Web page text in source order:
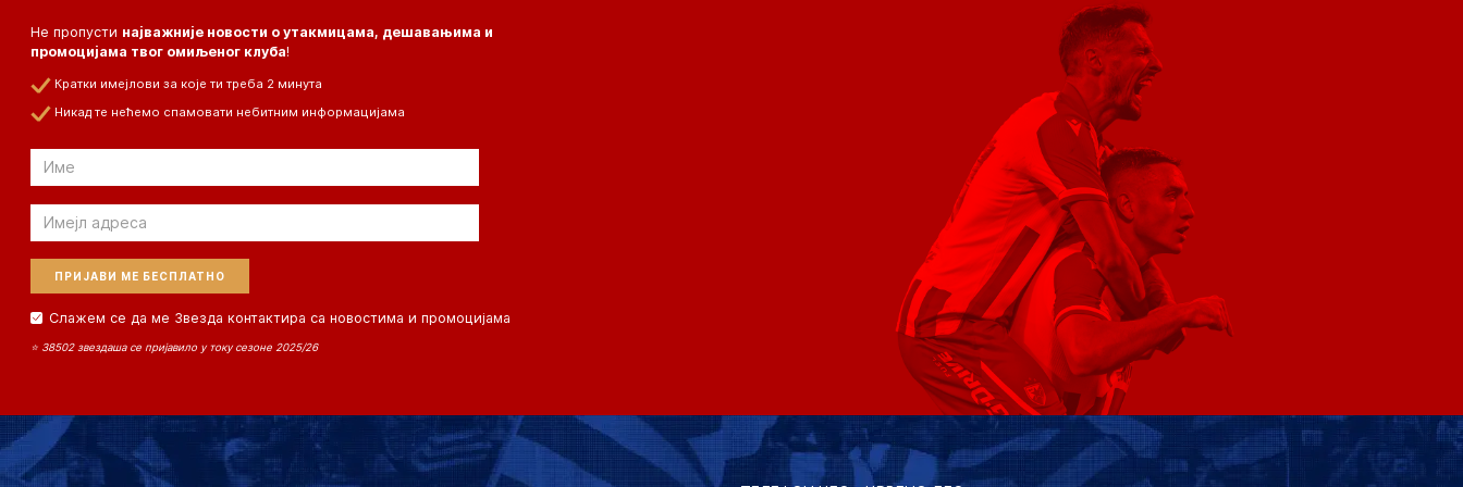
Не пропусти најважније новости о утакмицама, дешавањима и
промоцијама твог омиљеног клуба!
Кратки имејлови за које ти треба 2 минута
Никад те нећемо спамовати небитним информацијама
Email
Email
Слажем се да ме Звезда контактира са новостима и промоцијама
⭐ 38502 звездаша се пријавило у току сезоне 2025/26